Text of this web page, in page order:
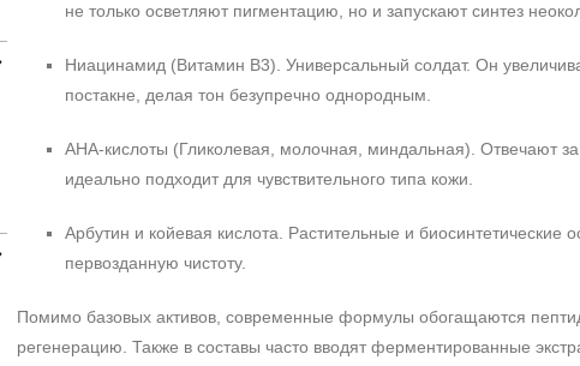
не только осветляют пигментацию, но и запускают синтез
Ниацинамид (Витамин B3). Универсальный солдат. Он
постакне, делая тон безупречно однородным.
AHA-кислоты (Гликолевая, молочная, миндальная). Отвечают
идеально подходит для чувствительного типа кожи.
Арбутин и койевая кислота. Растительные и
первозданную чистоту.
Помимо базовых активов, современные формулы обогащаются
регенерацию. Также в составы часто вводят ферментированные
+7 (495) 640-